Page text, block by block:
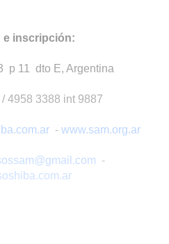
e inscripción:
p 11 dto E, Argentina
4958 3388 int 9887
- www.sam.org.ar
-